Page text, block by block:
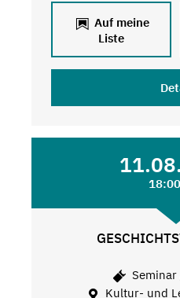
Auf meine
Liste
Seminar
Kultur- und